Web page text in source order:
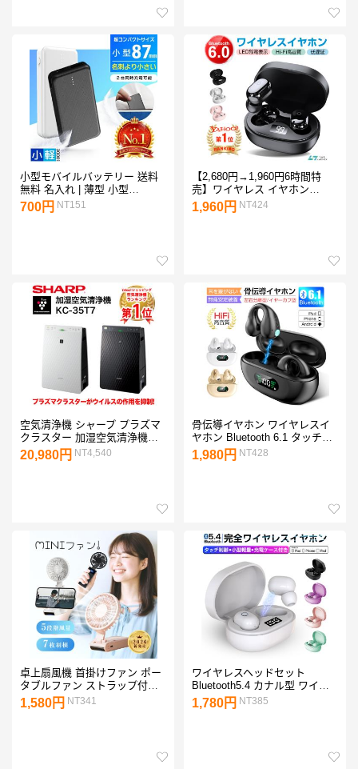
小型モバイルバッテリー 送料
無料 名入れ | 薄型 小型
3000mAh oshimoba E02
700円 NT151
【2,680円→1,960円6時間特
売】ワイヤレス イヤホン
Bluetooth 6.0 ブルートゥース
iPhone 17 16 15 14 13 8 x Plus
1,960円 NT424
空気清浄機 シャープ プラズマ
クラスター 加湿空気清浄機
KC-35T7 花粉 乾燥 ウイルス対
策
20,980円 NT4,540
骨伝導イヤホン ワイヤレスイ
ヤホン Bluetooth 6.1 タッチ制
御 左右分離型 大容量充電ケー
ス付き 長時間再生 低遅延率 マ
1,980円 NT428
卓上扇風機 首掛けファン ポー
タブルファン ストラップ付き
小型薄型 スマホスタンド機能
2026年モデル 風量5段階 残電
1,580円 NT341
ワイヤレスヘッドセット
Bluetooth5.4 カナル型 ワイヤ
レスイヤホン 充電ケース付軽
量 ENCノイズキャンセリング
1,780円 NT385